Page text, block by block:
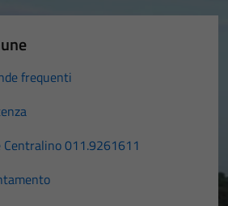
frequenti
Centralino 011.9261611